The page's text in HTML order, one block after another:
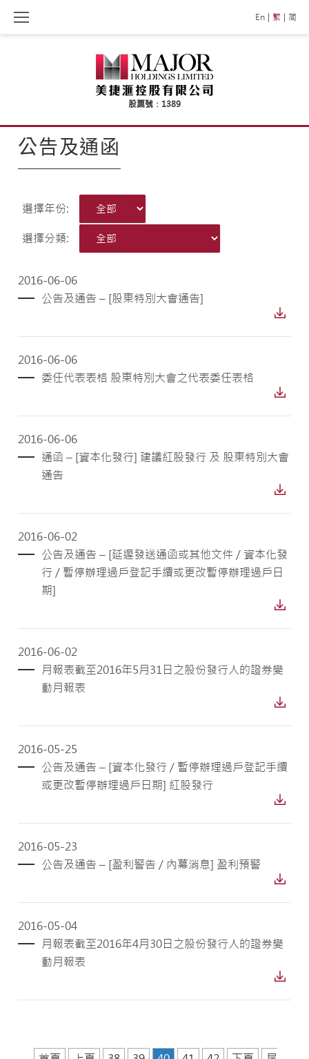
Skip
En 繁 简
公告及通函
選擇年份:
選擇分類:
2016-06-06
公告及通告 – [股東特別大會通告]
2016-06-06
委任代表表格 股東特別大會之代表委任表格
2016-06-06
通函 – [資本化發行] 建議紅股發行 及 股東特別大會
通告
2016-06-02
公告及通告 – [延遲發送通函或其他文件 / 資本化發
行 / 暫停辦理過戶登記手續或更改暫停辦理過戶日
期]
2016-06-02
月報表截至2016年5月31日之股份發行人的證券變
動月報表
2016-05-25
公告及通告 – [資本化發行 / 暫停辦理過戶登記手續
或更改暫停辦理過戶日期] 紅股發行
2016-05-23
公告及通告 – [盈利警告 / 內幕消息] 盈利預警
2016-05-04
月報表截至2016年4月30日之股份發行人的證券變
動月報表